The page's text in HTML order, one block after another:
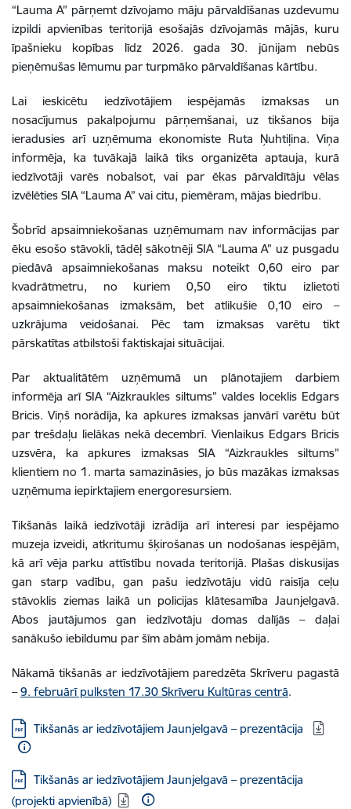
“Lauma A” pārņemt dzīvojamo māju pārvaldīšanas uzdevumu
izpildi apvienības teritorijā esošajās dzīvojamās mājās, kuru
īpašnieku kopības līdz 2026. gada 30. jūnijam nebūs
pieņēmušas lēmumu par turpmāko pārvaldīšanas kārtību.
Lai ieskicētu iedzīvotājiem iespējamās izmaksas un
nosacījumus pakalpojumu pārņemšanai, uz tikšanos bija
ieradusies arī uzņēmuma ekonomiste Ruta Ņuhtiļina. Viņa
informēja, ka tuvākajā laikā tiks organizēta aptauja, kurā
iedzīvotāji varēs nobalsot, vai par ēkas pārvaldītāju vēlas
izvēlēties SIA “Lauma A” vai citu, piemēram, mājas biedrību.
Šobrīd apsaimniekošanas uzņēmumam nav informācijas par
ēku esošo stāvokli, tādēļ sākotnēji SIA “Lauma A” uz pusgadu
piedāvā apsaimniekošanas maksu noteikt 0,60 eiro par
kvadrātmetru, no kuriem 0,50 eiro tiktu izlietoti
apsaimniekošanas izmaksām, bet atlikušie 0,10 eiro –
uzkrājuma veidošanai. Pēc tam izmaksas varētu tikt
pārskatītas atbilstoši faktiskajai situācijai.
Par aktualitātēm uzņēmumā un plānotajiem darbiem
informēja arī SIA “Aizkraukles siltums” valdes loceklis Edgars
Bricis. Viņš norādīja, ka apkures izmaksas janvārī varētu būt
par trešdaļu lielākas nekā decembrī. Vienlaikus Edgars Bricis
uzsvēra, ka apkures izmaksas SIA “Aizkraukles siltums”
klientiem no 1. marta samazināsies, jo būs mazākas izmaksas
uzņēmuma iepirktajiem energoresursiem.
Tikšanās laikā iedzīvotāji izrādīja arī interesi par iespējamo
muzeja izveidi, atkritumu šķirošanas un nodošanas iespējām,
kā arī vēja parku attīstību novada teritorijā. Plašas diskusijas
gan starp vadību, gan pašu iedzīvotāju vidū raisīja ceļu
stāvoklis ziemas laikā un policijas klātesamība Jaunjelgavā.
Abos jautājumos gan iedzīvotāju domas dalījās – daļai
sanākušo iebildumu par šīm abām jomām nebija.
Nākamā tikšanās ar iedzīvotājiem paredzēta Skrīveru pagastā
–9. februārī pulksten 17.30 Skrīveru Kultūras centrā.
Lejupielādēt:
Tikšanās ar iedzīvotājiem Jaunjelgavā – prezentācija
Lejupielādēt:
Tikšanās ar iedzīvotājiem Jaunjelgavā – prezentācija
(projekti apvienībā)